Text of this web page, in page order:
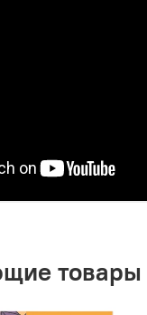
товары